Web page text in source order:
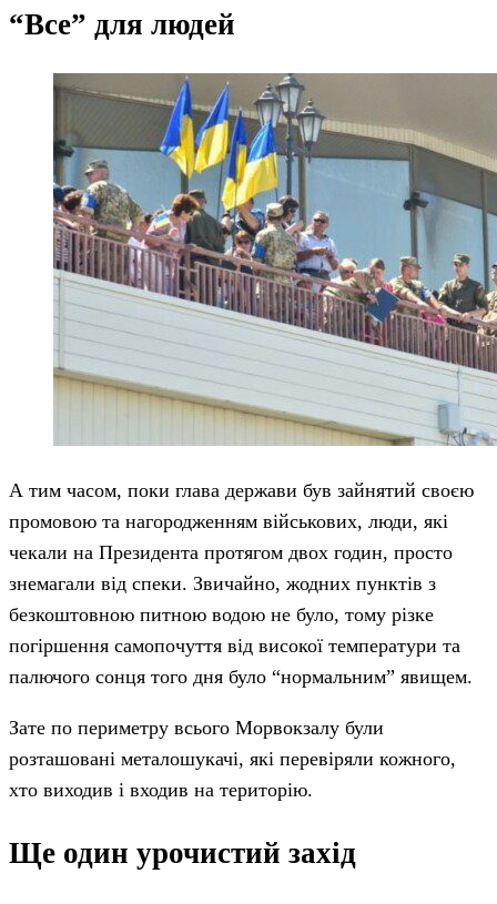
“Все” для людей
А тим часом, поки глава держави був зайнятий своєю
промовою та нагородженням військових, люди, які
чекали на Президента протягом двох годин, просто
знемагали від спеки. Звичайно, жодних пунктів з
безкоштовною питною водою не було, тому різке
погіршення самопочуття від високої температури та
палючого сонця того дня було “нормальним” явищем.
Зате по периметру всього Морвокзалу були
розташовані металошукачі, які перевіряли кожного,
хто виходив і входив на територію.
Ще один урочистий захід